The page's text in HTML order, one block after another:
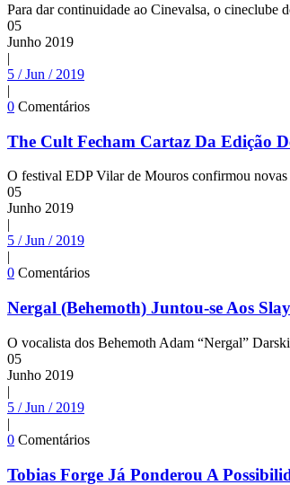
Para dar continuidade ao Cinevalsa, o cineclube
05
Junho 2019
|
5 / Jun / 2019
|
0 Comentários
The Cult Fecham Cartaz Da Edição
O festival EDP Vilar de Mouros confirmou novas
05
Junho 2019
|
5 / Jun / 2019
|
0 Comentários
Nergal (Behemoth) Juntou-se Aos
O vocalista dos Behemoth Adam “Nergal”
05
Junho 2019
|
5 / Jun / 2019
|
0 Comentários
Tobias Forge Já Ponderou A